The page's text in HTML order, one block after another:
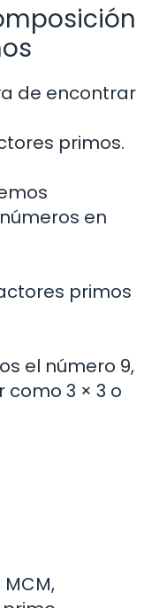
de encontrar
primos.
en
primos
el número 9,
3 × 3 o